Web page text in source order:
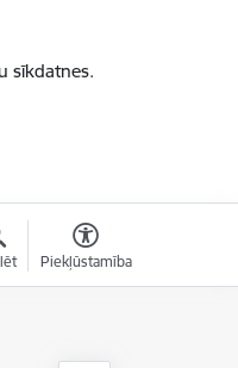
sīkdatnes.
Piekļūstamība